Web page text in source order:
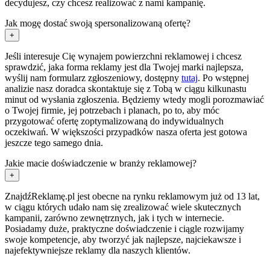
decydujesz, czy chcesz realizować z nami kampanię.
Jak mogę dostać swoją spersonalizowaną ofertę?
+
Jeśli interesuje Cię wynajem powierzchni reklamowej i chcesz
sprawdzić, jaka forma reklamy jest dla Twojej marki najlepsza,
wyślij nam formularz zgłoszeniowy, dostępny tutaj. Po wstępnej
analizie nasz doradca skontaktuje się z Tobą w ciągu kilkunastu
minut od wysłania zgłoszenia. Będziemy wtedy mogli porozmawiać
o Twojej firmie, jej potrzebach i planach, po to, aby móc
przygotować ofertę zoptymalizowaną do indywidualnych
oczekiwań. W większości przypadków nasza oferta jest gotowa
jeszcze tego samego dnia.
Jakie macie doświadczenie w branży reklamowej?
+
ZnajdźReklamę.pl jest obecne na rynku reklamowym już od 13 lat,
w ciągu których udało nam się zrealizować wiele skutecznych
kampanii, zarówno zewnętrznych, jak i tych w internecie.
Posiadamy duże, praktyczne doświadczenie i ciągle rozwijamy
swoje kompetencje, aby tworzyć jak najlepsze, najciekawsze i
najefektywniejsze reklamy dla naszych klientów.